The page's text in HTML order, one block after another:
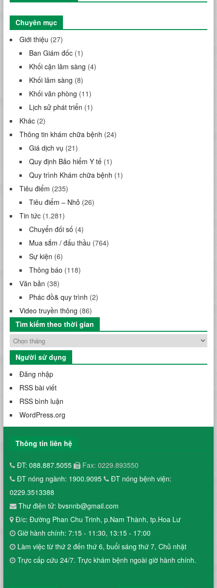
Chuyên mục
Giới thiệu (27)
Ban Giám đốc(1)
Khối cận lâm sàng (4)
Khối lâm sàng (8)
Khối văn phòng (11)
Lịch sử phát triển (1)
Khác(2)
Thông tin khám chữa bệnh (24)
Giá dịch vụ (21)
Quy định Bảo hiểm Y tế(1)
Quy trình Khám chữa bệnh (1)
Tiêu điểm (235)
Tiêu điểm – Nhỏ (26)
Tin tức(1.281)
Chuyển đối số (4)
Mua sắm / đấu thầu (764)
Sự kiện (6)
Thông báo (118)
Văn bản (38)
Phác đồ& quy trình (2)
Video truyền thông (86)
Tìm kiếm theo thời gian
Người sử dụng
Đăng nhập
RSS bài viết
RSS bình luận
WordPress.org
Thông tin liên hệ
ĐT: 088.887.5055
Fax: 0229.893550
ĐT nóng ngành: 1900.9095
ĐT nóng bệnh viện:
0229.3513388
Thư điện tử: bvsnnb@gmail.com
Đ/c: Đường Phan Chu Trinh, p.Nam Thành, tp.Hoa Lư
Giờ hành chính: 7:15 - 11:30, 13:15 - 17:00
Làm việc từ thứ 2 đến thứ 6, buổi sáng thứ 7, Chủ nhật
Trực cấp cứu 24/7. Trực khám bệnh ngoài giờ hành chính.